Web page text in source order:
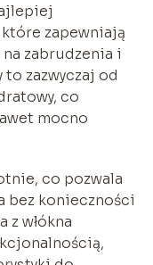
zapewniają
zabrudzenia i
zazwyczaj od
co
mocno
co pozwala
bez konieczności
włókna